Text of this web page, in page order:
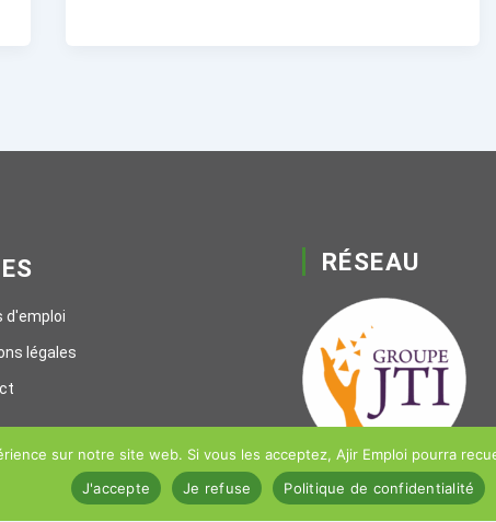
d'emploi
légales
RÉSEAU
sur notre site web. Si vous les acceptez, Ajir Emploi pourra
J'accepte
Je refuse Politique de confidentialité